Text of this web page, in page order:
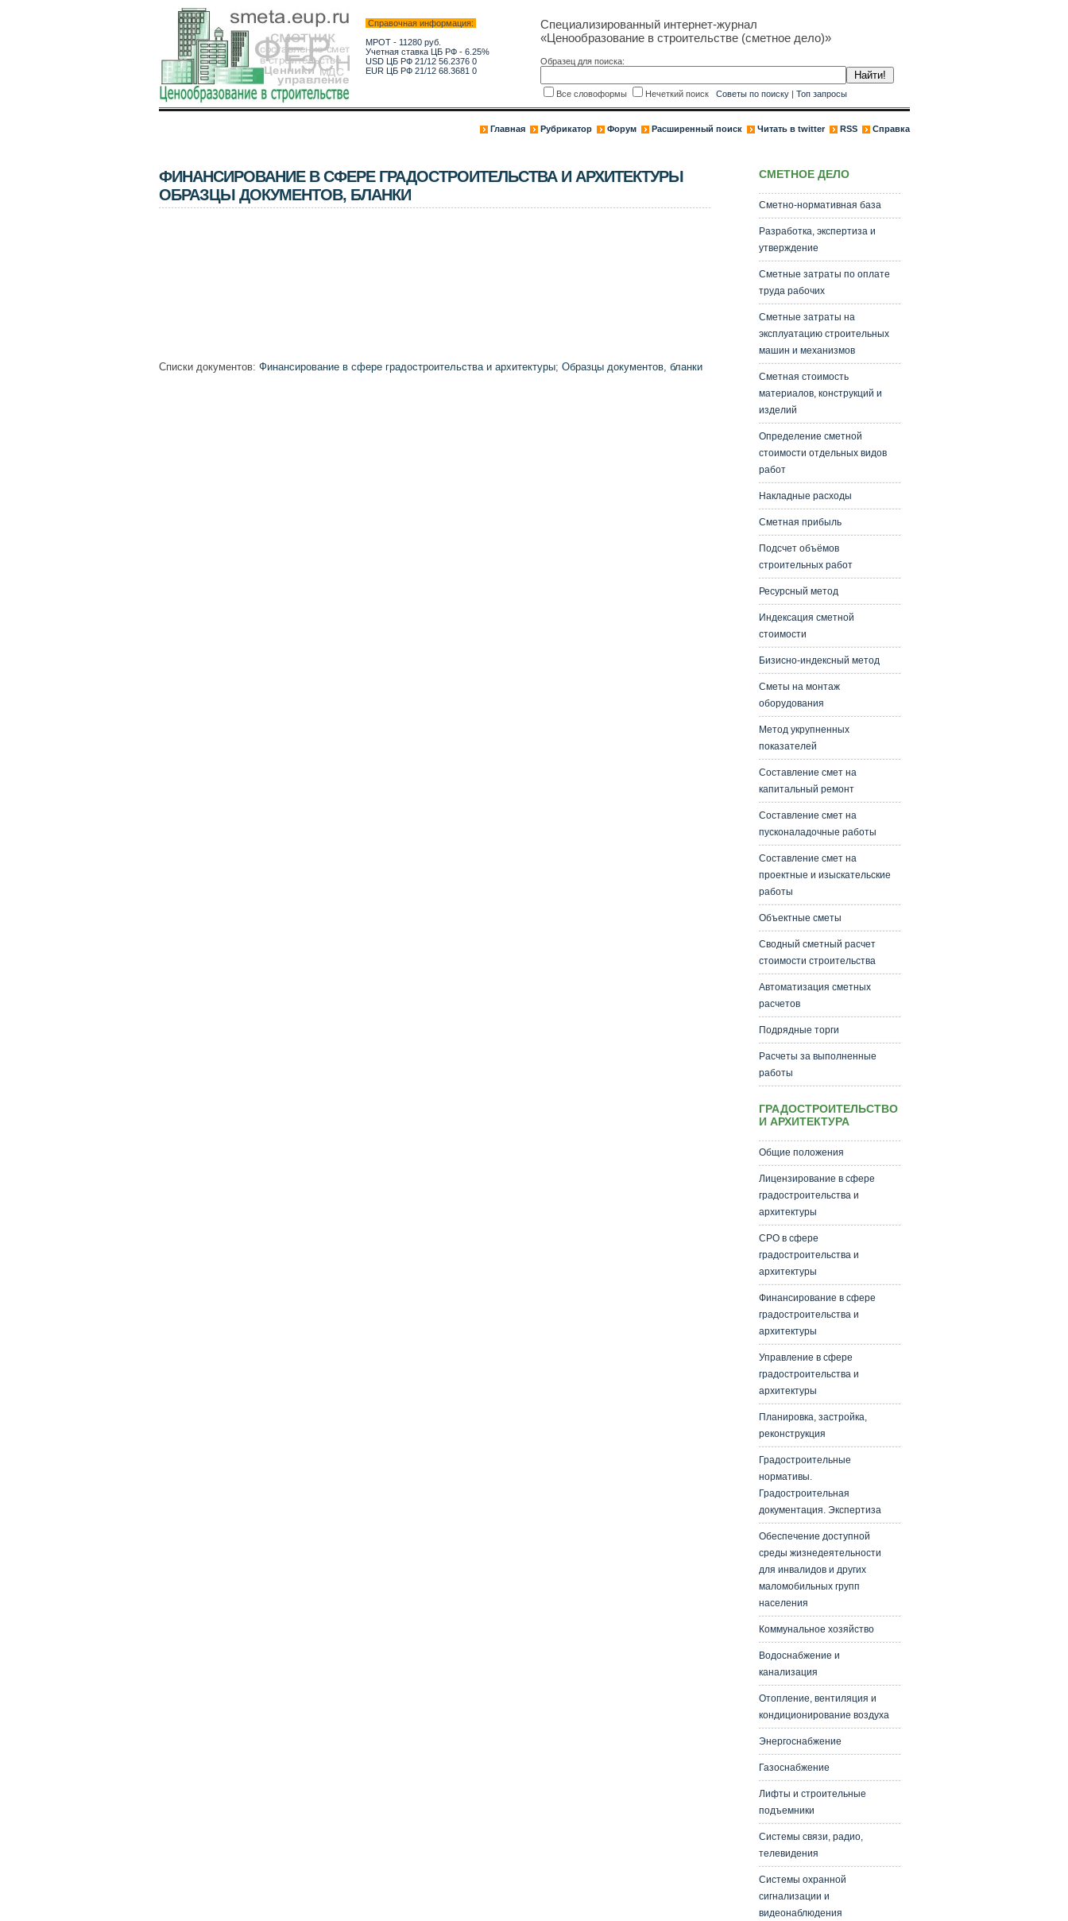
Справочная информация:
МРОТ - 11280 руб.
Учетная ставка ЦБ РФ - 6.25%
USD ЦБ РФ 21/12 56.2376 0
EUR ЦБ РФ 21/12 68.3681 0
Специализированный интернет-журнал
«Ценообразование в строительстве (сметное дело)»
Образец для поиска:
Все словоформы Нечеткий поиск Советы по поиску| Топ запросы
Главная Рубрикатор Форум Расширенный поиск Читать в twitter RSS Справка
ФИНАНСИРОВАНИЕ В СФЕРЕ ГРАДОСТРОИТЕЛЬСТВА И АРХИТЕКТУРЫ
ОБРАЗЦЫ ДОКУМЕНТОВ, БЛАНКИ
Списки документов: Финансирование в сфере градостроительства и архитектуры; Образцы документов, бланки
СМЕТНОЕ ДЕЛО
Сметно-нормативная база
Разработка, экспертиза и
утверждение
Сметные затраты по оплате
труда рабочих
Сметные затраты на
эксплуатацию строительных
машин и механизмов
Сметная стоимость
материалов, конструкций и
изделий
Определение сметной
стоимости отдельных видов
работ
Накладные расходы
Сметная прибыль
Подсчет объёмов
строительных работ
Ресурсный метод
Индексация сметной
стоимости
Бизисно-индексный метод
Сметы на монтаж
оборудования
Метод укрупненных
показателей
Составление смет на
капитальный ремонт
Составление смет на
пусконаладочные работы
Составление смет на
проектные и изыскательские
работы
Объектные сметы
Сводный сметный расчет
стоимости строительства
Автоматизация сметных
расчетов
Подрядные торги
Расчеты за выполненные
работы
ГРАДОСТРОИТЕЛЬСТВО
И АРХИТЕКТУРА
Общие положения
Лицензирование в сфере
градостроительства и
архитектуры
СРО в сфере
градостроительства и
архитектуры
Финансирование в сфере
градостроительства и
архитектуры
Управление в сфере
градостроительства и
архитектуры
Планировка, застройка,
реконструкция
Градостроительные
нормативы.
Градостроительная
документация. Экспертиза
Обеспечение доступной
среды жизнедеятельности
для инвалидов и других
маломобильных групп
населения
Коммунальное хозяйство
Водоснабжение и
канализация
Отопление, вентиляция и
кондиционирование воздуха
Энергоснабжение
Газоснабжение
Лифты и строительные
подъемники
Системы связи, радио,
телевидения
Системы охранной
сигнализации и
видеонаблюдения